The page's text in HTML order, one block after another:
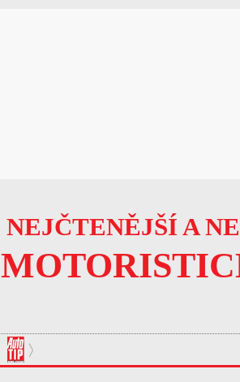
NEJČTENĚJŠÍ A